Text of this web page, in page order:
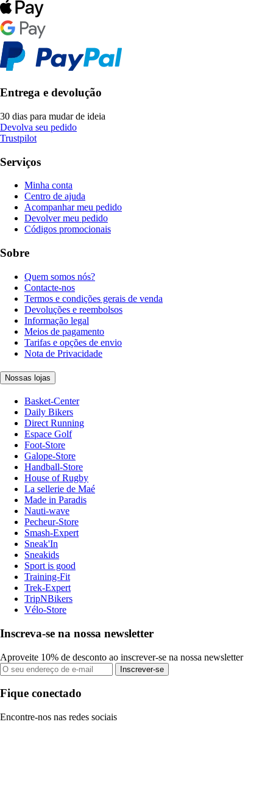
Entrega e devolução
30 dias para mudar de ideia
Devolva seu pedido
Trustpilot
Serviços
Minha conta
Centro de ajuda
Acompanhar meu pedido
Devolver meu pedido
Códigos promocionais
Sobre
Quem somos nós?
Contacte-nos
Termos e condições gerais de venda
Devoluções e reembolsos
Informação legal
Meios de pagamento
Tarifas e opções de envio
Nota de Privacidade
Nossas lojas
Basket-Center
Daily Bikers
Direct Running
Espace Golf
Foot-Store
Galope-Store
Handball-Store
House of Rugby
La sellerie de Maé
Made in Paradis
Nauti-wave
Pecheur-Store
Smash-Expert
Sneak'In
Sneakids
Sport is good
Training-Fit
Trek-Expert
TripNBikers
Vélo-Store
Inscreva-se na nossa newsletter
Aproveite 10% de desconto ao inscrever-se na nossa newsletter
Inscrever-se
Fique conectado
Encontre-nos nas redes sociais